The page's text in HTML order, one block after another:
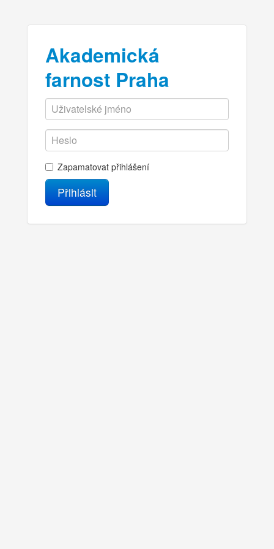
Akademická
farnost Praha
Zapamatovat přihlášení
Přihlásit